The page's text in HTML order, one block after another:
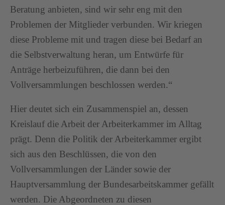
Beratung anbieten, sind wir sehr eng mit den
Problemen der Mitglieder verbunden. Wir kriegen
diese Probleme mit und tragen diese bei Bedarf an
die Selbstverwaltung heran, um Entwürfe für
Anträge herbeizuführen, die dann bei den
Vollversammlungen beschlossen werden.“
Hier deutet sich ein Zusammenspiel an, dessen
Kreislauf die Arbeit der Arbeiterkammer im Alltag
prägt. Denn die Politik der Arbeiterkammer ergibt
sich aus den Beschlüssen, die von den
Vollversammlungen der Länder sowie der
Hauptversammlung der Bundesarbeitskammer gefällt
werden. Die Abgeordneten zu diesen